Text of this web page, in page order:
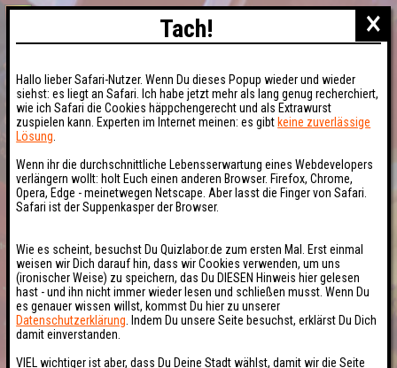
×
Tach!
Hallo lieber Safari-Nutzer. Wenn Du dieses Popup wieder und wieder
siehst: es liegt an Safari. Ich habe jetzt mehr als lang genug recherchiert,
wie ich Safari die Cookies häppchengerecht und als Extrawurst
zuspielen kann. Experten im Internet meinen: es gibt keine zuverlässige
Lösung
Wenn ihr die durchschnittliche Lebensserwartung eines Webdevelopers
verlängern wollt: holt Euch einen anderen Browser. Firefox, Chrome,
Opera, Edge - meinetwegen Netscape. Aber lasst die Finger von Safari.
Safari ist der Suppenkasper der Browser.
Wie es scheint, besuchst Du Quizlabor.de zum ersten Mal. Erst einmal
weisen wir Dich darauf hin, dass wir Cookies verwenden, um uns
(ironischer Weise) zu speichern, das Du DIESEN Hinweis hier gelesen
hast - und ihn nicht immer wieder lesen und schließen musst. Wenn Du
es genauer wissen willst, kommst Du hier zu unserer
Datenschutzerklärung . Indem Du unsere Seite besuchst, erklärst Du Dich
damit einverstanden.
VIEL wichtiger ist aber, dass Du Deine Stadt wählst, damit wir die Seite